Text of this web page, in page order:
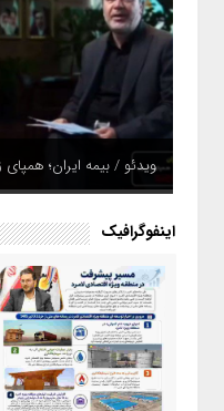
ویدئو / بیمه ایران؛ همپای
اینفوگرافیک